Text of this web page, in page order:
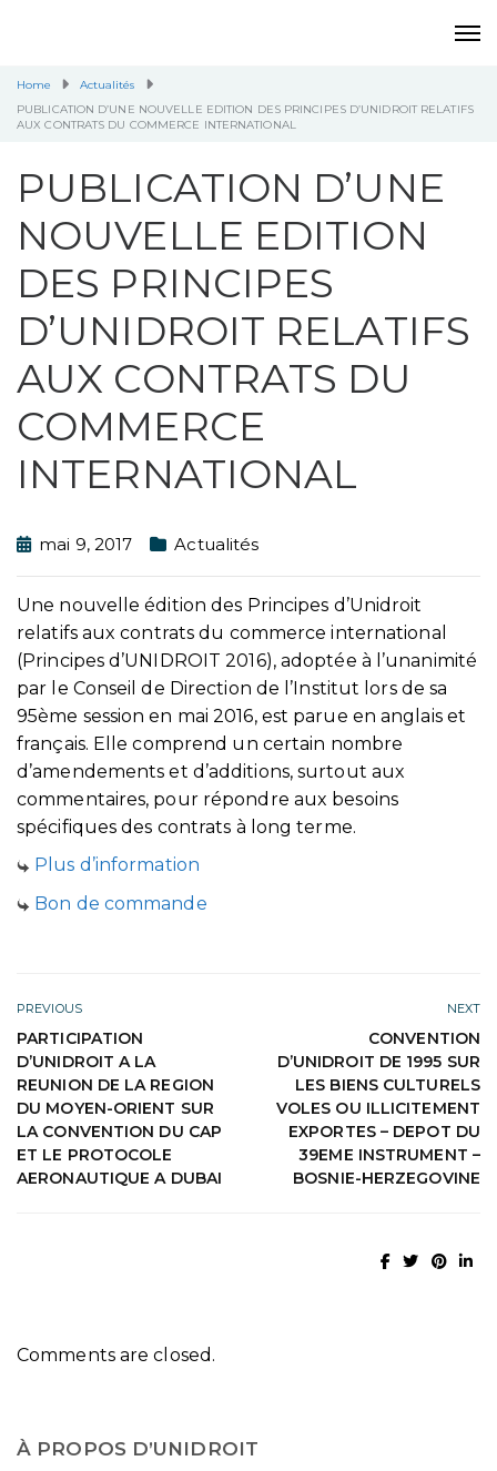
Home
Actualités
PUBLICATION D’UNE NOUVELLE EDITION DES PRINCIPES D’UNIDROIT RELATIFS
AUX CONTRATS DU COMMERCE INTERNATIONAL
PUBLICATION D’UNE
NOUVELLE EDITION
DES PRINCIPES
D’UNIDROIT RELATIFS
AUX CONTRATS DU
COMMERCE
INTERNATIONAL
mai 9, 2017 Actualités
Une nouvelle édition des Principes d’Unidroit
relatifs aux contrats du commerce international
(Principes d’UNIDROIT 2016), adoptée à l’unanimité
par le Conseil de Direction de l’Institut lors de sa
95ème session en mai 2016, est parue en anglais et
français. Elle comprend un certain nombre
d’amendements et d’additions, surtout aux
commentaires, pour répondre aux besoins
spécifiques des contrats à long terme.
Plus d’information
Bon de commande
PREVIOUS
PARTICIPATION
D’UNIDROIT A LA
REUNION DE LA REGION
DU MOYEN-ORIENT SUR
LA CONVENTION DU CAP
ET LE PROTOCOLE
AERONAUTIQUE A DUBAI
NEXT
CONVENTION
D’UNIDROIT DE 1995 SUR
LES BIENS CULTURELS
VOLES OU ILLICITEMENT
EXPORTES – DEPOT DU
39EME INSTRUMENT –
BOSNIE-HERZEGOVINE
Comments are closed.
À PROPOS D’UNIDROIT